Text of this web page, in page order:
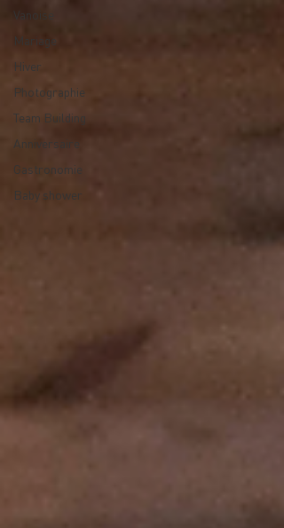
Vanoise
Mariage
Hiver
Photographie
Team Building
Anniversaire
Gastronomie
Baby shower